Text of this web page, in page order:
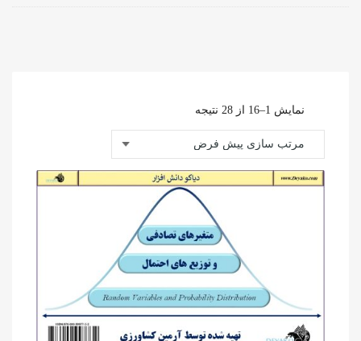
نمایش 1–16 از 28 نتیجه